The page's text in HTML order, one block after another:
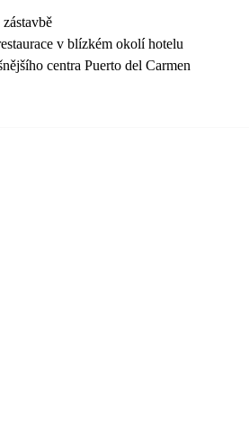
v blízkém okolí hotelu
centra Puerto del Carmen